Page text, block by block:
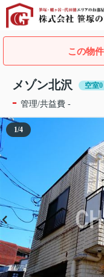
この物
メゾン北沢 空室0
- 管理/共益費 -
1/4